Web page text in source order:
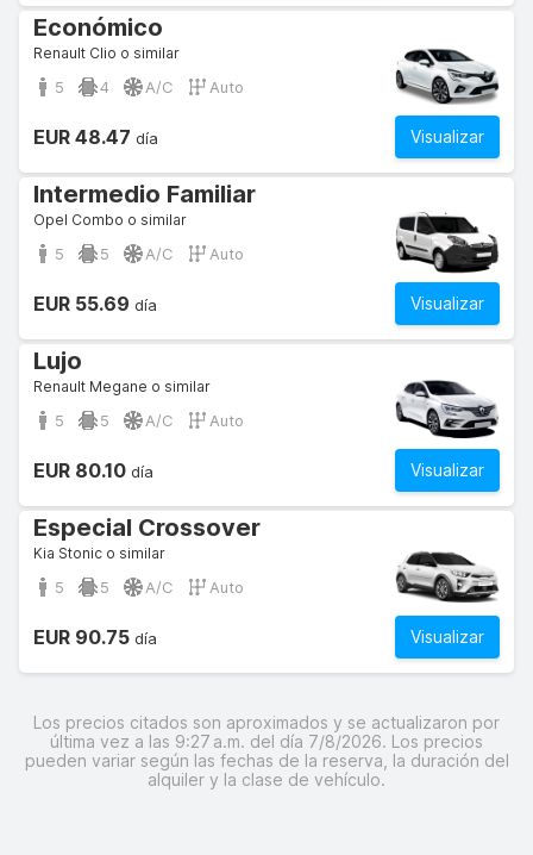
Económico
Renault Clio o similar
5 4 A/C Auto
Visualizar
EUR 48.47 día
Intermedio Familiar
Opel Combo o similar
5 5 A/C Auto
Visualizar
EUR 55.69 día
Lujo
Renault Megane o similar
5 5 A/C Auto
Visualizar
EUR 80.10 día
Especial Crossover
Kia Stonic o similar
5 5 A/C Auto
Visualizar
EUR 90.75 día
Los precios citados son aproximados y se actualizaron por
última vez a las 9:27 a.m. del día 7/8/2026. Los precios
pueden variar según las fechas de la reserva, la duración del
alquiler y la clase de vehículo.